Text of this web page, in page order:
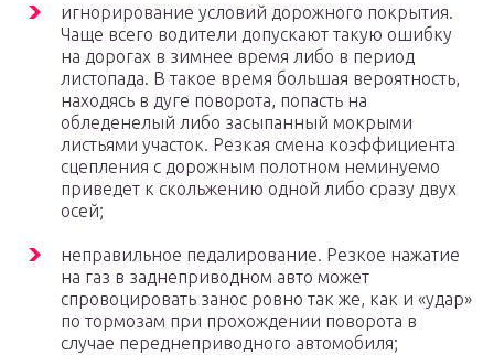
игнорирование условий дорожного покрытия.
Чаще всего водители допускают такую ошибку
на дорогах в зимнее время либо в период
листопада. В такое время большая вероятность,
находясь в дуге поворота, попасть на
обледенелый либо засыпанный мокрыми
листьями участок. Резкая смена коэффициента
сцепления с дорожным полотном неминуемо
приведет к скольжению одной либо сразу двух
осей;
неправильное педалирование. Резкое нажатие
на газ в заднеприводном авто может
спровоцировать занос ровно так же, как и «удар»
по тормозам при прохождении поворота в
случае переднеприводного автомобиля;